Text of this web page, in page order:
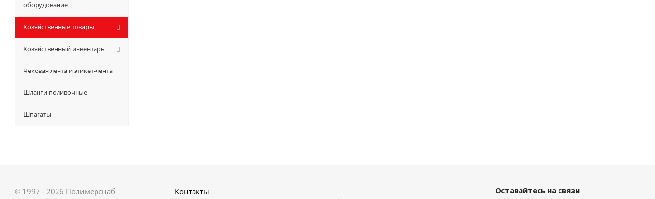
оборудование
Хозяйственные товары
Хозяйственный инвентарь
Чековая лента и этикет-лента
Шланги поливочные
Шпагаты
© 1997 - 2026 Полимерснаб Контакты Оставайтесь на связи